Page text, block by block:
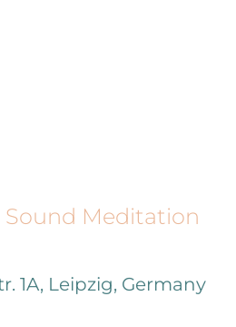
Sound Meditation
1A, Leipzig, Germany